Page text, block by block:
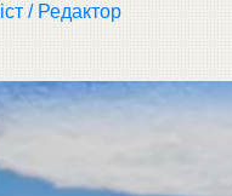
/ Редактор